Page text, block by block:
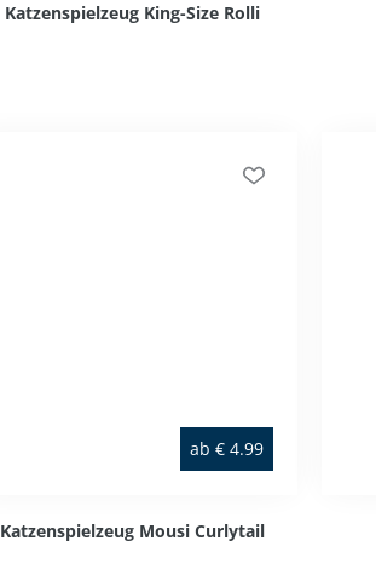
Katzenspielzeug King-Size Rolli
ab € 4.99
Katzenspielzeug Mousi Curlytail